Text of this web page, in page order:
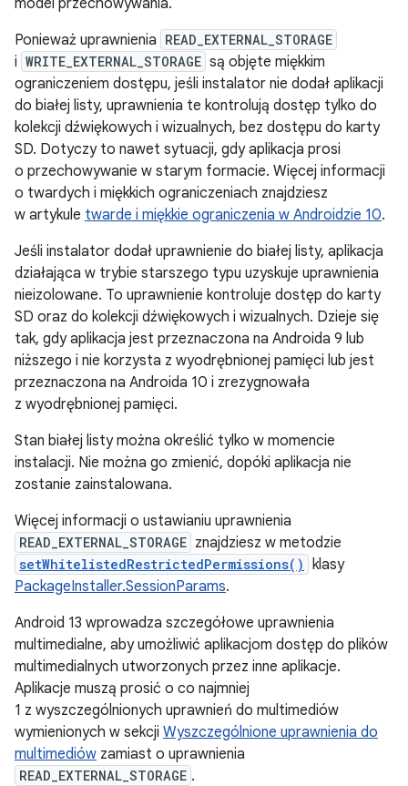
model przechowywania.
Ponieważ uprawnienia READ_EXTERNAL_STORAGE
i WRITE_EXTERNAL_STORAGE są objęte miękkim
ograniczeniem dostępu, jeśli instalator nie dodał aplikacji
do białej listy, uprawnienia te kontrolują dostęp tylko do
kolekcji dźwiękowych i wizualnych, bez dostępu do karty
SD. Dotyczy to nawet sytuacji, gdy aplikacja prosi
o przechowywanie w starym formacie. Więcej informacji
o twardych i miękkich ograniczeniach znajdziesz
w artykule twarde i miękkie ograniczenia w Androidzie 10.
Jeśli instalator dodał uprawnienie do białej listy, aplikacja
działająca w trybie starszego typu uzyskuje uprawnienia
nieizolowane. To uprawnienie kontroluje dostęp do karty
SD oraz do kolekcji dźwiękowych i wizualnych. Dzieje się
tak, gdy aplikacja jest przeznaczona na Androida 9 lub
niższego i nie korzysta z wyodrębnionej pamięci lub jest
przeznaczona na Androida 10 i zrezygnowała
z wyodrębnionej pamięci.
Stan białej listy można określić tylko w momencie
instalacji. Nie można go zmienić, dopóki aplikacja nie
zostanie zainstalowana.
Więcej informacji o ustawianiu uprawnienia
READ_EXTERNAL_STORAGE znajdziesz w metodzie
setWhitelistedRestrictedPermissions() klasy
PackageInstaller.SessionParams.
Android 13 wprowadza szczegółowe uprawnienia
multimedialne, aby umożliwić aplikacjom dostęp do plików
multimedialnych utworzonych przez inne aplikacje.
Aplikacje muszą prosić o co najmniej
1 z wyszczególnionych uprawnień do multimediów
wymienionych w sekcji Wyszczególnione uprawnienia do
multimediów zamiast o uprawnienia
READ_EXTERNAL_STORAGE .